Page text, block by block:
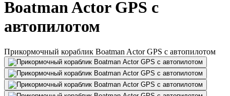
Boatman Actor GPS с
автопилотом
Прикормочный кораблик Boatman Actor GPS с автопилотом